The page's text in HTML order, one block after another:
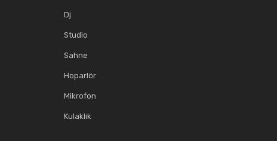
Dj
Studio
Sahne
Hoparlör
Mikrofon
Kulaklık